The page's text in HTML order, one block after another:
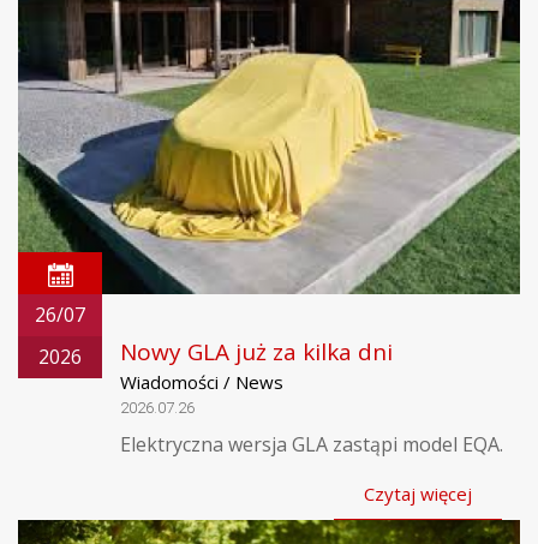
26/07
2026
Nowy GLA już za kilka dni
Wiadomości / News
2026.07.26
Elektryczna wersja GLA zastąpi model EQA.
Czytaj więcej